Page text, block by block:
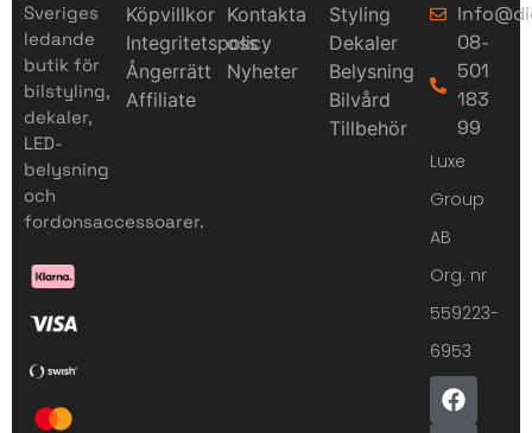
Sveriges
ledande
butik för
bilstyling,
dekaler,
LED-
belysning
och
fordonsaccessoarer.
Köpvillkor
Integritetspolicy
Ångerrätt
Affiliate
Kontakta
oss
Nyheter
Styling
Dekaler
Belysning
Bilvård
Tillbehör
08-
501
183
99
Luxe
Group
AB
Org. nr
559223-
6953